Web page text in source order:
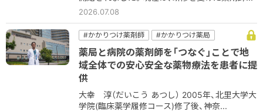
2026.07.08
#かかりつけ薬剤師
#かかりつけ薬局
#コミュニケーション
#病院
#病院薬剤師
#薬薬連携
薬局と病院の薬剤師を「つなぐ」ことで地
域全体での安心安全な薬物療法を患者に提
供
大幸 淳（だいこう あつし） 2005年、北里大学大
学院(臨床薬学履修コース)修了後、神奈...